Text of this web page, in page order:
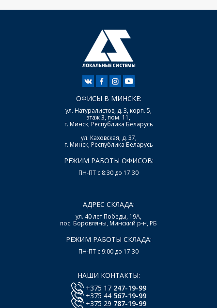
ОФИСЫ В МИНСКЕ:
ул. Натуралистов, д. 3, корп. 5,
этаж 3, пом. 11,
г. Минск, Республика Беларусь
ул. Каховская, д. 37,
г. Минск, Республика Беларусь
РЕЖИМ РАБОТЫ ОФИСОВ:
ПН-ПТ с 8:30 до 17:30
АДРЕС СКЛАДА:
ул. 40 лет Победы, 19А,
пос. Боровляны, Минский р-н, РБ
РЕЖИМ РАБОТЫ СКЛАДА:
ПН-ПТ с 9:00 до 17:30
НАШИ КОНТАКТЫ:
+375 17 247-19-99
+375 44 567-19-99
+375 29 787-19-99